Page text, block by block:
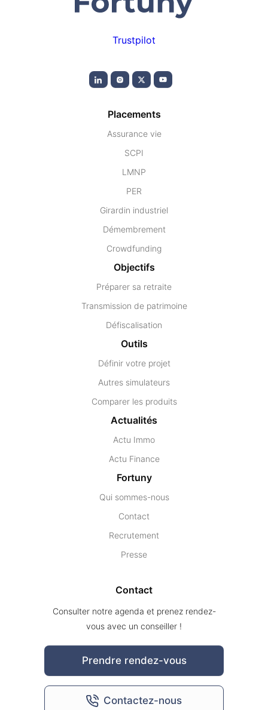
Trustpilot
Placements
Assurance vie
SCPI
LMNP
PER
Girardin industriel
Démembrement
Crowdfunding
Objectifs
Préparer sa retraite
Transmission de patrimoine
Défiscalisation
Outils
Définir votre projet
Autres simulateurs
Comparer les produits
Actualités
Actu Immo
Actu Finance
Fortuny
Qui sommes-nous
Contact
Recrutement
Presse
Contact
Consulter notre agenda et prenez rendez-
vous avec un conseiller !
Prendre rendez-vous
Contactez-nous